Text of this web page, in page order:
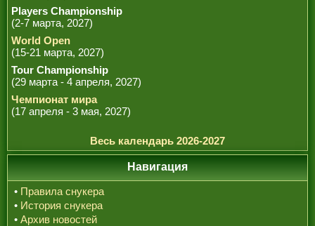
Players Championship
(2-7 марта, 2027)
World Open
(15-21 марта, 2027)
Tour Championship
(29 марта - 4 апреля, 2027)
Чемпионат мира
(17 апреля - 3 мая, 2027)
Весь календарь 2026-2027
Навигация
• Правила снукера
• История снукера
• Архив новостей